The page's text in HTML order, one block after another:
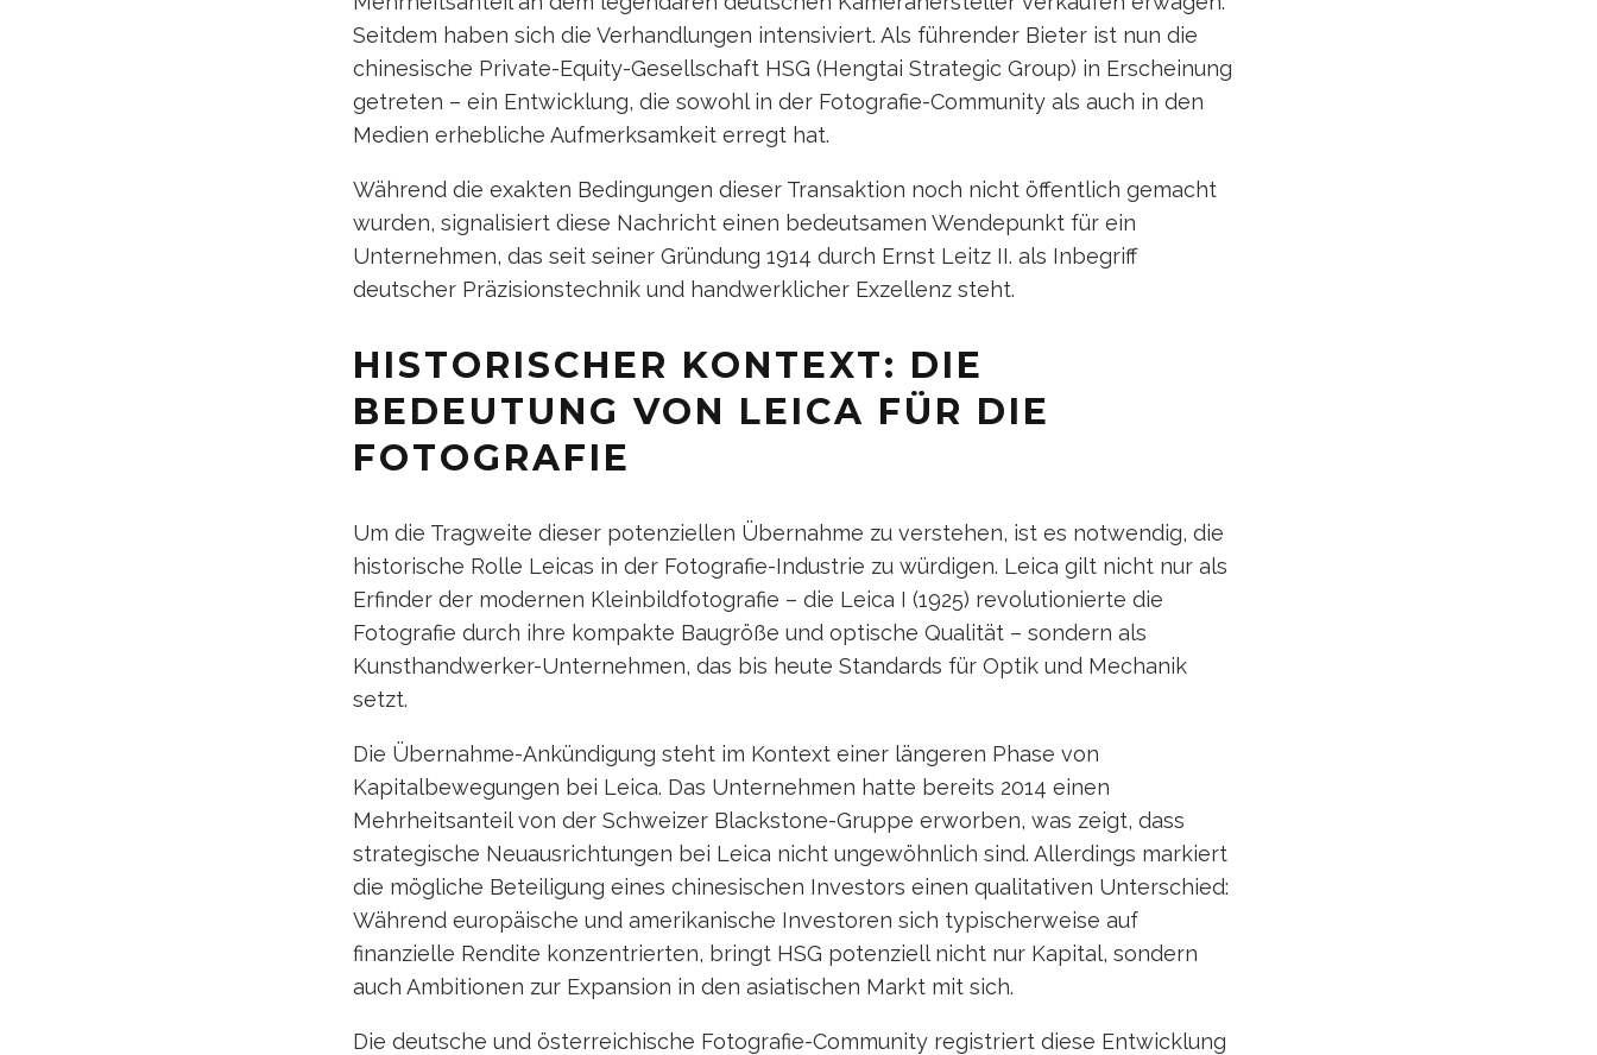
Seitdem haben sich die Verhandlungen intensiviert. Als führender Bieter ist nun die
chinesische Private-Equity-Gesellschaft HSG (Hengtai Strategic Group) in Erscheinung
getreten – ein Entwicklung, die sowohl in der Fotografie-Community als auch in den
Medien erhebliche Aufmerksamkeit erregt hat.
Während die exakten Bedingungen dieser Transaktion noch nicht öffentlich gemacht
wurden, signalisiert diese Nachricht einen bedeutsamen Wendepunkt für ein
Unternehmen, das seit seiner Gründung 1914 durch Ernst Leitz II. als Inbegriff
deutscher Präzisionstechnik und handwerklicher Exzellenz steht.
HISTORISCHER KONTEXT: DIE
BEDEUTUNG VON LEICA FÜR DIE
FOTOGRAFIE
Um die Tragweite dieser potenziellen Übernahme zu verstehen, ist es notwendig, die
historische Rolle Leicas in der Fotografie-Industrie zu würdigen. Leica gilt nicht nur als
Erfinder der modernen Kleinbildfotografie – die Leica I (1925) revolutionierte die
Fotografie durch ihre kompakte Baugröße und optische Qualität – sondern als
Kunsthandwerker-Unternehmen, das bis heute Standards für Optik und Mechanik
setzt.
Die Übernahme-Ankündigung steht im Kontext einer längeren Phase von
Kapitalbewegungen bei Leica. Das Unternehmen hatte bereits 2014 einen
Mehrheitsanteil von der Schweizer Blackstone-Gruppe erworben, was zeigt, dass
strategische Neuausrichtungen bei Leica nicht ungewöhnlich sind. Allerdings markiert
die mögliche Beteiligung eines chinesischen Investors einen qualitativen Unterschied:
Während europäische und amerikanische Investoren sich typischerweise auf
finanzielle Rendite konzentrierten, bringt HSG potenziell nicht nur Kapital, sondern
auch Ambitionen zur Expansion in den asiatischen Markt mit sich.
Die deutsche und österreichische Fotografie-Community registriert diese Entwicklung